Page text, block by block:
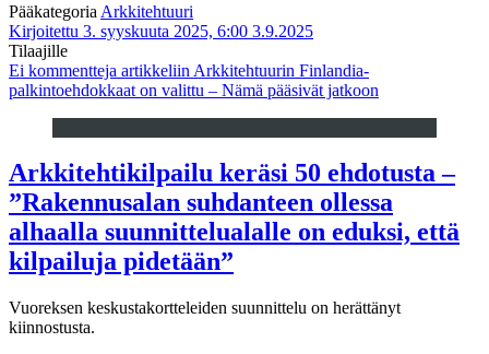
Pääkategoria Arkkitehtuuri
Kirjoitettu 3. syyskuuta 2025, 6:00 3.9.2025
Tilaajille
Ei kommentteja artikkeliin Arkkitehtuurin Finlandia-
palkintoehdokkaat on valittu – Nämä pääsivät jatkoon
Arkkitehtikilpailu keräsi 50 ehdotusta –
”Rakennusalan suhdanteen ollessa
alhaalla suunnittelualalle on eduksi, että
kilpailuja pidetään”
Vuoreksen keskustakortteleiden suunnittelu on herättänyt
kiinnostusta.